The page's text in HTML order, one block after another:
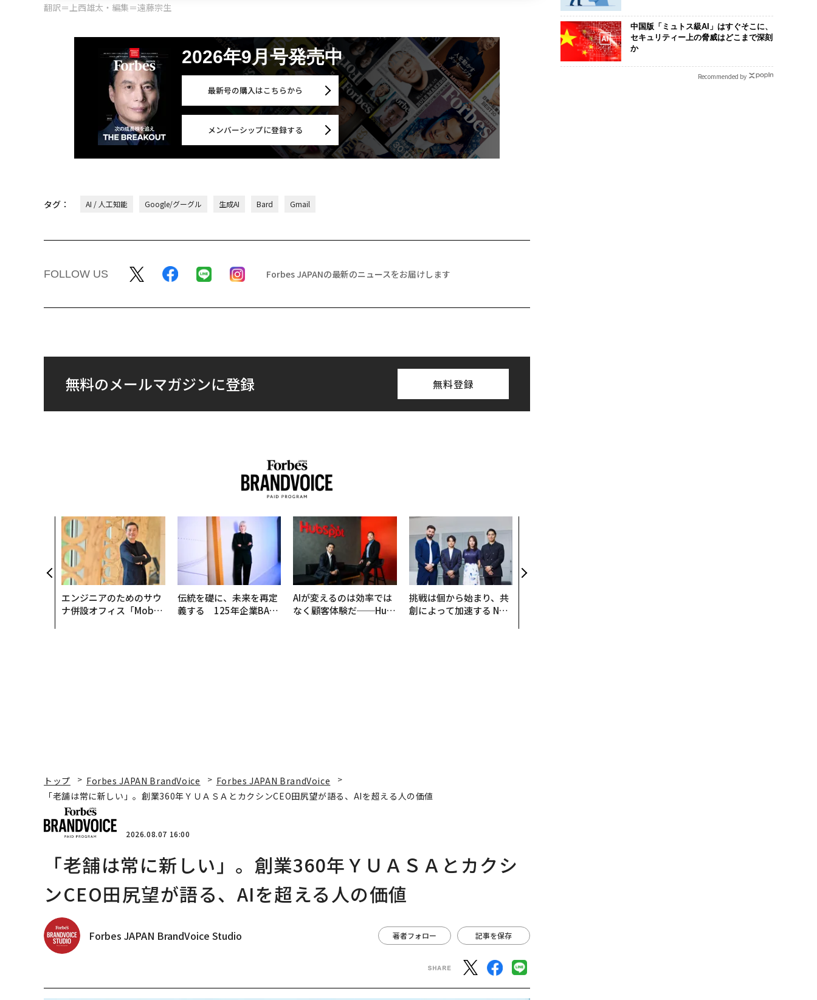
翻訳＝上西雄太・編集＝遠藤宗生
2026年9月号発売中
最新号の購入はこちらから
メンバーシップに登録する
タグ： AI / 人工知能 Google/グーグル 生成AI Bard Gmail
FOLLOW US Forbes JAPANの最新のニュースをお届けします
無料のメールマガジンに登録 無料登録
エンジニアのためのサウ
ナ併設オフィス「Mobiu
伝統を礎に、未来を再定
義する 125年企業BAT
AIが変えるのは効率では
なく顧客体験だ──Hub
挑戦は個から始まり、共
創によって加速する NOR
中国版「ミュトス級AI」はすぐそこに、
セキュリティー上の脅威はどこまで深刻
か
Recommended by
トップ Forbes JAPAN BrandVoice
Forbes JAPAN BrandVoice
「老舗は常に新しい」。創業360年ＹＵＡＳＡとカクシンCEO田尻望が語る、AIを超える人の価値
2026.08.07 16:00
「老舗は常に新しい」。創業360年ＹＵＡＳＡとカクシ
ンCEO田尻望が語る、AIを超える人の価値
Forbes JAPAN BrandVoice Studio 著者フォロー 記事を保存